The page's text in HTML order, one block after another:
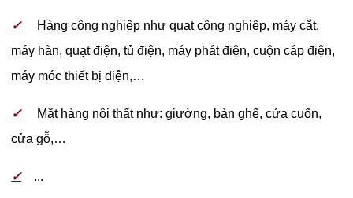
✓
Hàng công nghiệp như quạt công nghiệp, máy cắt,
máy hàn, quạt điện, tủ điện, máy phát điện, cuộn cáp điện,
máy móc thiết bị điện,…
✓
Mặt hàng nội thất như: giường, bàn ghế, cửa cuốn,
cửa gỗ,…
✓ ...